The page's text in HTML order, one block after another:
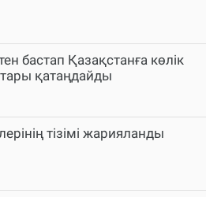
бастап Қазақстанға көлік
қатаңдайды
тізімі жарияланды